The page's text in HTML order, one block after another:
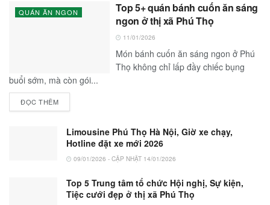
QUÁN ĂN NGON
Top 5+ quán bánh cuốn ăn sáng
ngon ở thị xã Phú Thọ
11/01/2026
Món bánh cuốn ăn sáng ngon ở Phú
Thọ không chỉ lấp đầy chiếc bụng
buổi sớm, mà còn gói...
ĐỌC THÊM
Limousine Phú Thọ Hà Nội, Giờ xe chạy,
Hotline đặt xe mới 2026
09/01/2026 - CẬP NHẬT 14/01/2026
Top 5 Trung tâm tổ chức Hội nghị, Sự kiện,
Tiệc cưới đẹp ở thị xã Phú Thọ